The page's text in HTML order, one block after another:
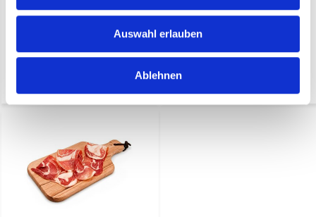
Auswahl erlauben
Ablehnen
Mini-Serrano-Schinken 1
Serrano-Schinken
Reserva in Scheiben (Preis
pro 6 Stück)
€ 12,95*